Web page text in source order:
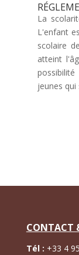
La
L'enfant
scolaire
atteint
jeunes qui
CONTACT
Tél : +33 4